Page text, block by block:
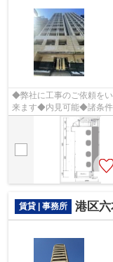
◆弊社に工事のご依頼を
来ます◆内見可能◆諸条件
可能です◆業種・ご希望
賃貸 | 事務所 港区